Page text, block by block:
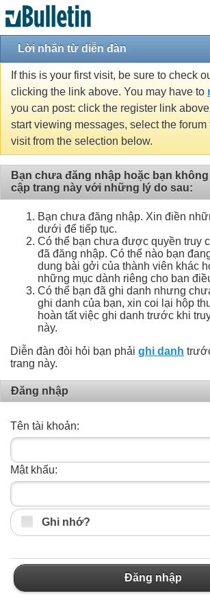
Lời nhắn từ diễn đàn
If this is your first visit, be sure to check
clicking the link above. You may have to
you can post: click the register link
start viewing messages, select the forum
visit from the selection below.
Bạn chưa đăng nhập hoặc bạn
cập trang này với những lý do sau:
Bạn chưa đăng nhập. Xin điền
dưới để tiếp tục.
Có thể bạn chưa được quyền truy
đã đăng nhập. Có thể nào bạn
dung bài gởi của thành viên khác
những mục dành riêng cho ban
Có thể bạn đã ghi danh nhưng
ghi danh của bạn, xin coi lại hộp
hoàn tất việc ghi danh trước khi
này.
Diễn đàn đòi hỏi bạn phải ghi danh
trang này.
Ðăng nhập
Tên tài khoản:
Mật khẩu:
Ghi nhớ?
Ðăng nhập